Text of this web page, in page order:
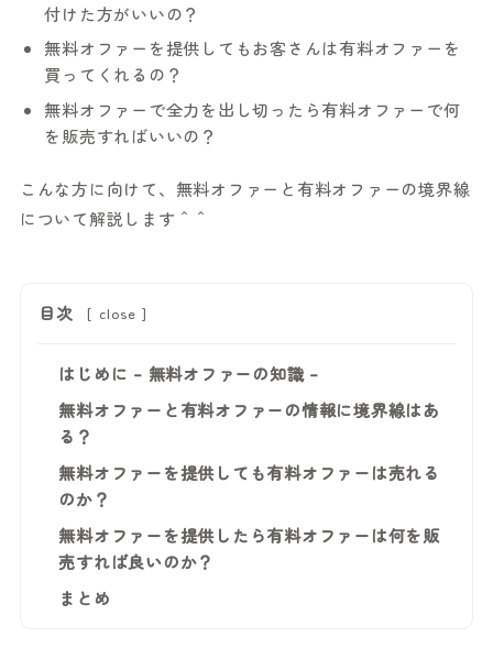
付けた方がいいの？
無料オファーを提供してもお客さんは有料オファーを
買ってくれるの？
無料オファーで全力を出し切ったら有料オファーで何
を販売すればいいの？
こんな方に向けて、無料オファーと有料オファーの境界線
について解説します＾＾
目次 [ close ]
はじめに – 無料オファーの知識 –
無料オファーと有料オファーの情報に境界線はあ
る？
無料オファーを提供しても有料オファーは売れる
のか？
無料オファーを提供したら有料オファーは何を販
売すれば良いのか？
まとめ